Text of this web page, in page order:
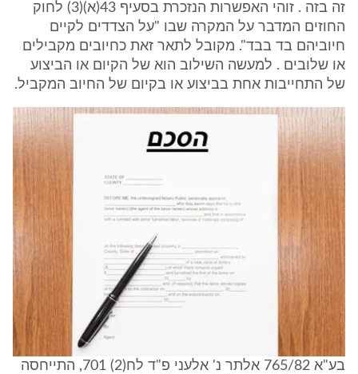
זה בזה . זוהי האפשרות הנזכרת בסעיף 43(א)(3) לחוק
החוזים המדבר על המקרה שבו "על הצדדים לקיים
חיוביהם בד בבד". מקובל לתאר זאת כחיובים מקבילים
או שלובים . למעשה השילוב הוא של הקיום או הביצוע
של התחייבות אחת בביצוע או בקיום של החיוב המקביל.
בע"א 765/82 אלתר נ' אלעני פ"ד לח(2) 701, התייחסה